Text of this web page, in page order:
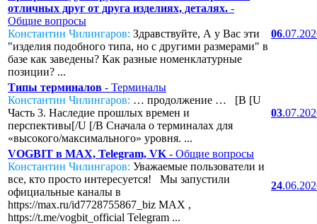
отличных друг от друга изделиях, деталях. -
Общие вопросы
Константин Чилингаров: Здравствуйте, А у Вас эти
"изделия подобного типа, но с другими размерами" в
базе как заведены? Как разные номенклатурные
позиции? ...
06
Типы терминалов - Терминалы
Константин Чилингаров: … продолжение … [B [U
Часть 3. Наследие прошлых времен и
перспективы[/U [/B Сначала о терминалах для
«высокого/максимального» уровня. ...
03
VOGBIT в MAX, Telegram, VK - Общие вопросы
Константин Чилингаров: Уважаемые пользователи и
все, кто просто интересуется! Мы запустили
официальные каналы в
https://max.ru/id7728755867_biz MAX ,
https://t.me/vogbit_official Telegram ...
24